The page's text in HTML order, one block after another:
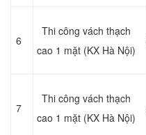
6
Thi công vách thạch
cao 1 mặt (KX Hà Nội)
7
Thi công vách thạch
cao 1 mặt (KX Hà Nội)